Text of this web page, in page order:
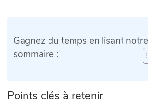
Gagnez du temps en lisant notre
sommaire :
Points clés à retenir